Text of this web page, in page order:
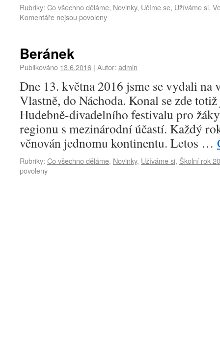
Rubriky: Co všechno děláme, Novinky, Učíme se, Užíváme si,
Komentáře nejsou povoleny
Beránek
Publikováno 13.6.2016 | Autor: admin
Dne 13. května 2016 jsme se vydali
Vlastně, do Náchoda. Konal se zde
Hudebně-divadelního festivalu pro
regionu s mezinárodní účastí. Každý
věnován jednomu kontinentu. Letos …
Rubriky: Co všechno děláme, Novinky, Užíváme si, Školní rok
povoleny